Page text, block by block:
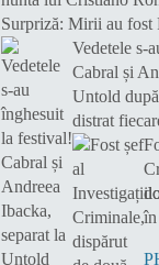
Surpriză: Mirii au fost
Vedetele s-
Cabral și
Untold
distrat
în